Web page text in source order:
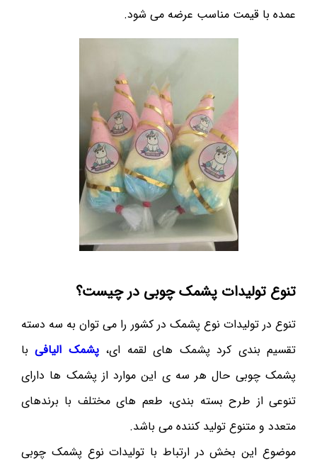
عمده با قیمت مناسب عرضه می شود.
تنوع تولیدات پشمک چوبی در چیست؟
تنوع در تولیدات نوع پشمک در کشور را می توان به سه دسته
تقسیم بندی کرد پشمک های لقمه ای،پشمک الیافیبا
پشمک چوبی حال هر سه ی این موارد از پشمک ها دارای
تنوعی از طرح بسته بندی، طعم های مختلف با برندهای
متعدد و متنوع تولید کننده می باشد.
موضوع این بخش در ارتباط با تولیدات نوع پشمک چوبی